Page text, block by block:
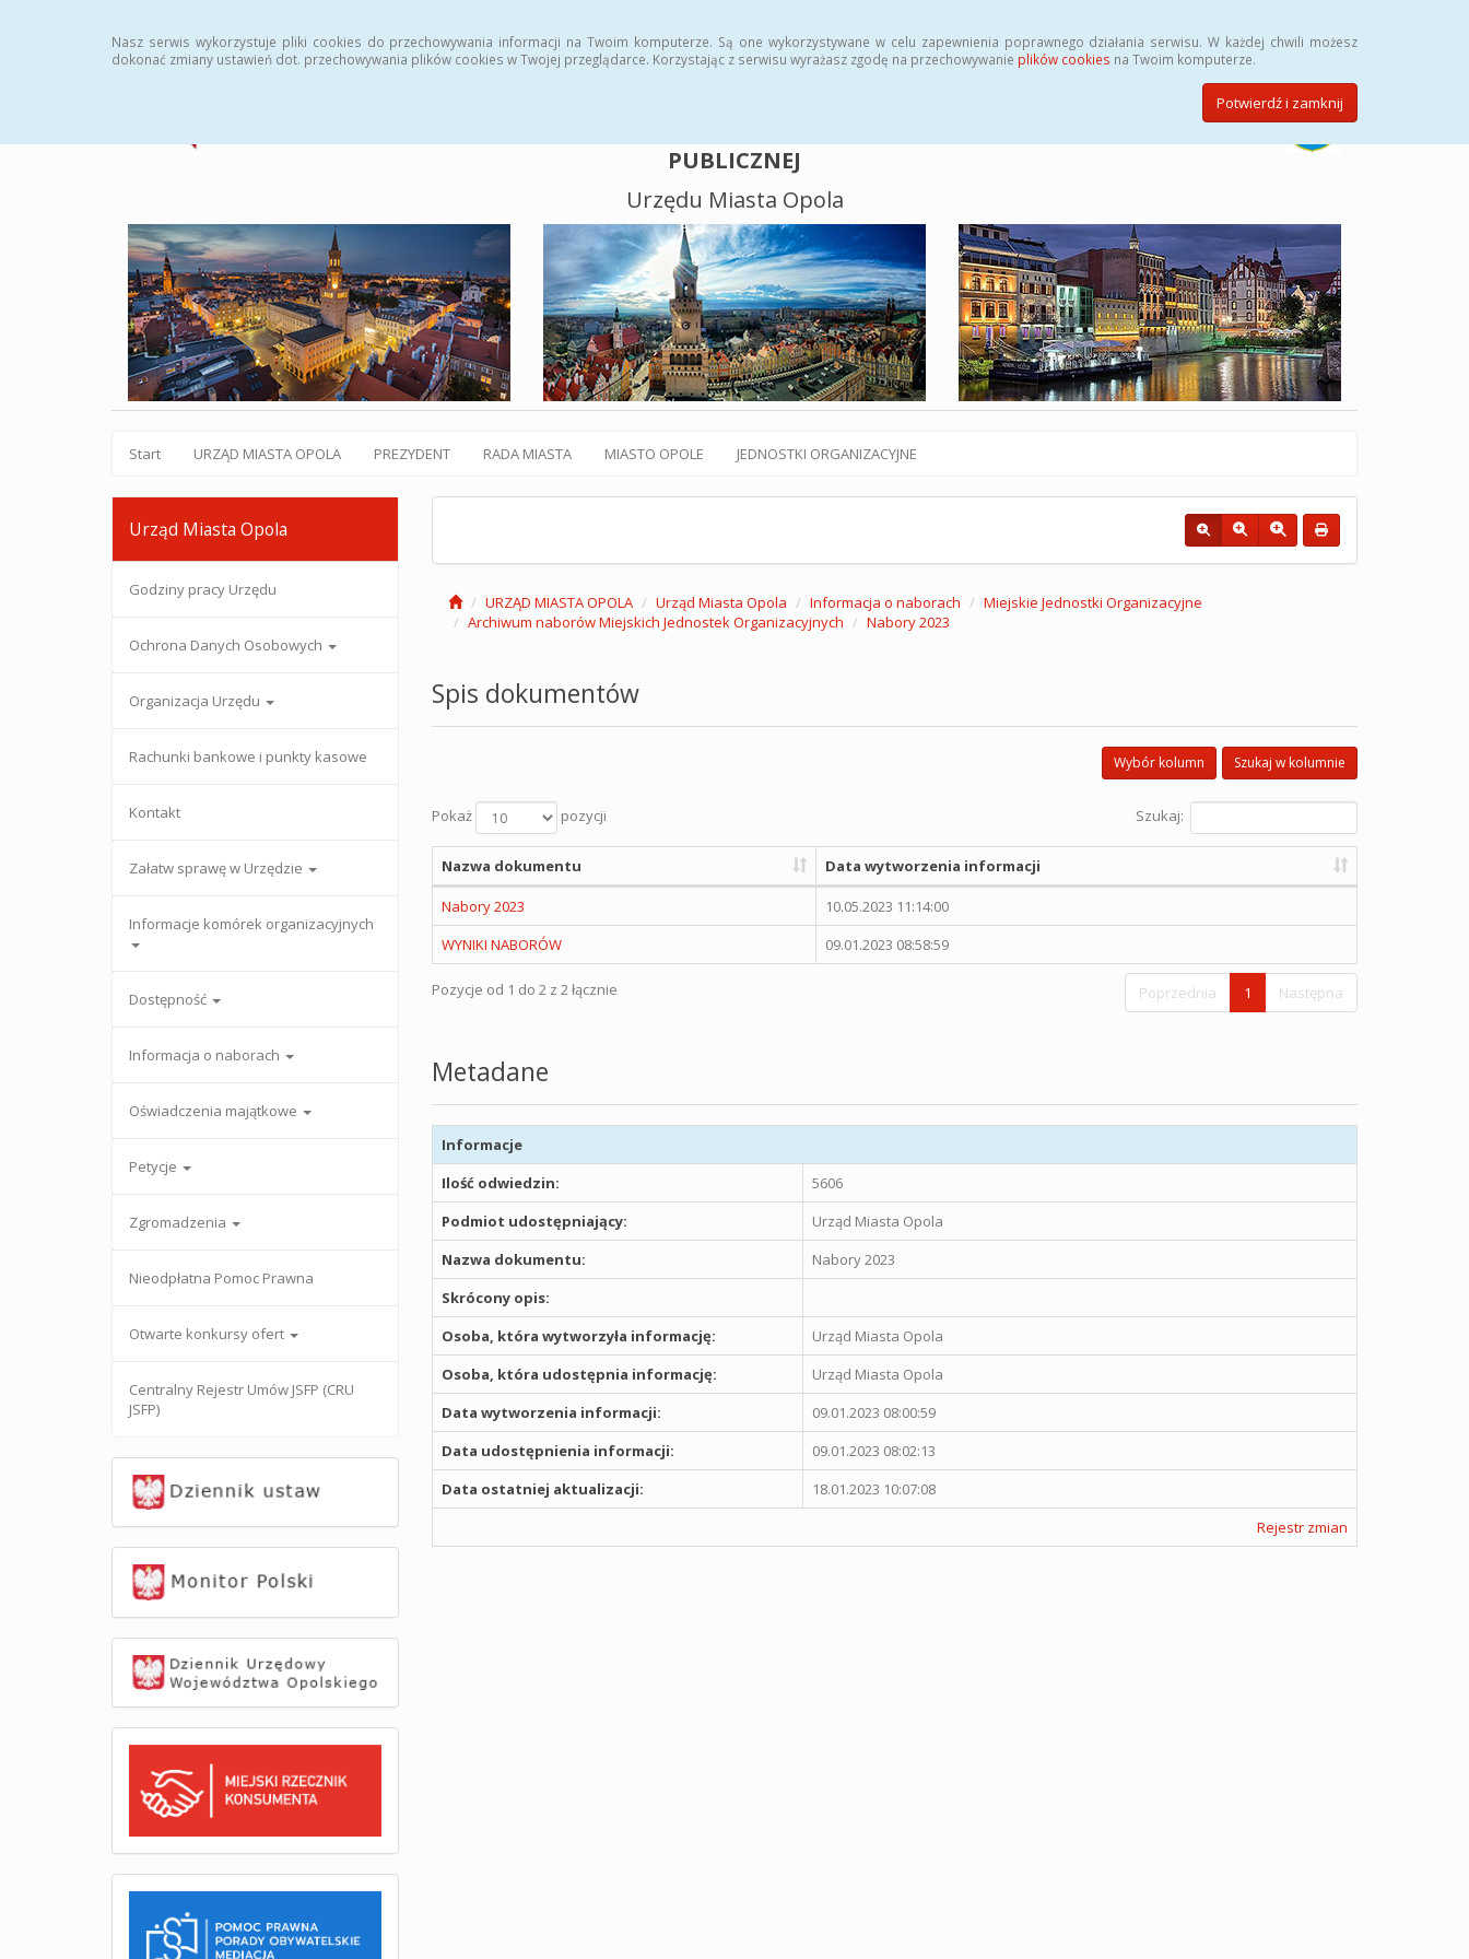
Nasz serwis wykorzystuje pliki cookies do przechowywania informacji na Twoim komputerze. Są one wykorzystywane w celu zapewnienia poprawnego działania serwisu. W każdej chwili możesz
dokonać zmiany ustawień dot. przechowywania plików cookies w Twojej przeglądarce. Korzystając z serwisu wyrażasz zgodę na przechowywanie plików cookies na Twoim komputerze.
Potwierdź i zamknij
PUBLICZNEJ
Urzędu Miasta Opola
Start URZĄD MIASTA OPOLA PREZYDENT RADA MIASTA MIASTO OPOLE JEDNOSTKI ORGANIZACYJNE
Urząd Miasta Opola
Godziny pracy Urzędu
Ochrona Danych Osobowych
Organizacja Urzędu
Rachunki bankowe i punkty kasowe
Kontakt
Załatw sprawę w Urzędzie
Informacje komórek organizacyjnych
Dostępność
Informacja o naborach
Oświadczenia majątkowe
Petycje
Zgromadzenia
Nieodpłatna Pomoc Prawna
Otwarte konkursy ofert
Centralny Rejestr Umów JSFP (CRU
JSFP)
URZĄD MIASTA OPOLA Urząd Miasta Opola Informacja o naborach
Miejskie Jednostki Organizacyjne
Archiwum naborów Miejskich Jednostek Organizacyjnych
Nabory 2023
Spis dokumentów
Szukaj w kolumnie
Wybór kolumn
Pokaż pozycji Szukaj:
Nazwa dokumentu Data wytworzenia informacji
Nabory 2023
10.05.2023 11:14:00
WYNIKI NABORÓW
09.01.2023 08:58:59
Pozycje od 1 do 2 z 2 łącznie Poprzednia 1 Następna
Metadane
Informacje
Ilość odwiedzin:
5606
Podmiot udostępniający:
Urząd Miasta Opola
Nazwa dokumentu:
Nabory 2023
Skrócony opis:
Osoba, która wytworzyła informację:
Urząd Miasta Opola
Osoba, która udostępnia informację:
Urząd Miasta Opola
Data wytworzenia informacji:
09.01.2023 08:00:59
Data udostępnienia informacji:
09.01.2023 08:02:13
Data ostatniej aktualizacji:
18.01.2023 10:07:08
Rejestr zmian